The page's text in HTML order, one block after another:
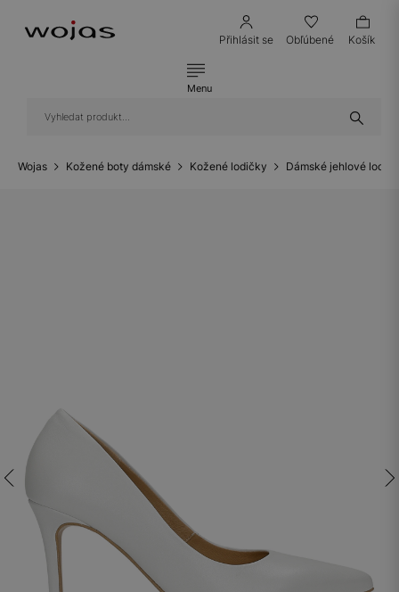
Přihlásit se Obľúbené Košík
Menu
Wojas Kožené boty dámské Kožené lodičky Dámské jehlové